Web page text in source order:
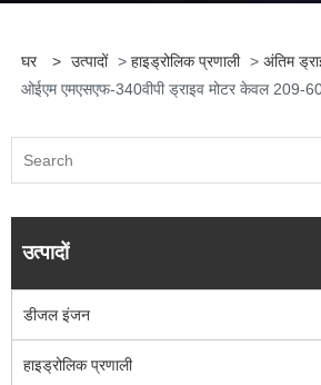
घर > उत्पादों > हाइड्रोलिक प्रणाली > अंतिम
ओईएम एमएसएफ-340वीपी ड्राइव मोटर केवल 209-
उत्पादों
डीजल इंजन
हाइड्रोलिक प्रणाली